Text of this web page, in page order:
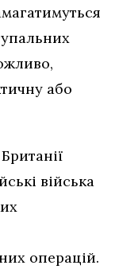
або
війська
операцій.